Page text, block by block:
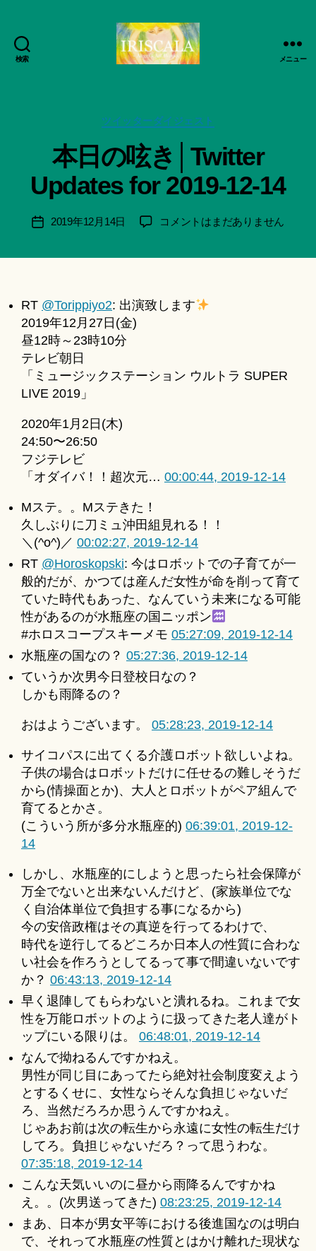
検索
日
活
動
記
録・
品
IRISCALA
メニュー
カ
ゴ
リ
ー
ツイッターダイジェスト
本日の呟き│Twitter
Updates for 2019-12-14
投
:
智
月
a
ts
投
2019年12月14日
本
│Twitter
Updates
14
コメントはまだありません
RT @Torippiyo2: 出演致します
2019年12月27日(金)
昼12時～23時10分
テレビ朝日
「ミュージックステーション ウルトラ SUPER
LIVE 2019」
2020年1月2日(木)
24:50〜26:50
フジテレビ
「オダイバ！！超次元… 00:00:44, 2019-12-14
Mステ。。Mステきた！
久しぶりに刀ミュ沖田組見れる！！
＼(^o^)／ 00:02:27, 2019-12-14
RT @Horoskopski: 今はロボットでの子育てが一
般的だが、かつては産んだ女性が命を削って育て
ていた時代もあった、なんていう未来になる可能
性があるのが水瓶座の国ニッポン
#ホロスコープスキーメモ 05:27:09, 2019-12-14
水瓶座の国なの？ 05:27:36, 2019-12-14
ていうか次男今日登校日なの？
しかも雨降るの？
おはようございます。 05:28:23, 2019-12-14
サイコパスに出てくる介護ロボット欲しいよね。
子供の場合はロボットだけに任せるの難しそうだ
から(情操面とか)、大人とロボットがペア組んで
育てるとかさ。
(こういう所が多分水瓶座的) 06:39:01, 2019-12-
14
しかし、水瓶座的にしようと思ったら社会保障が
万全でないと出来ないんだけど、(家族単位でな
く自治体単位で負担する事になるから)
今の安倍政権はその真逆を行ってるわけで、
時代を逆行してるどころか日本人の性質に合わな
い社会を作ろうとしてるって事で間違いないです
か？ 06:43:13, 2019-12-14
早く退陣してもらわないと潰れるね。これまで女
性を万能ロボットのように扱ってきた老人達がト
ップにいる限りは。 06:48:01, 2019-12-14
なんで拗ねるんですかねえ。
男性が同じ目にあってたら絶対社会制度変えよう
とするくせに、女性ならそんな負担じゃないだ
ろ、当然だろろか思うんですかねえ。
じゃあお前は次の転生から永遠に女性の転生だけ
してろ。負担じゃないだろ？って思うわな。
07:35:18, 2019-12-14
こんな天気いいのに昼から雨降るんですかね
え。。(次男送ってきた) 08:23:25, 2019-12-14
まあ、日本が男女平等における後進国なのは明白
で、それって水瓶座の性質とはかけ離れた現状な